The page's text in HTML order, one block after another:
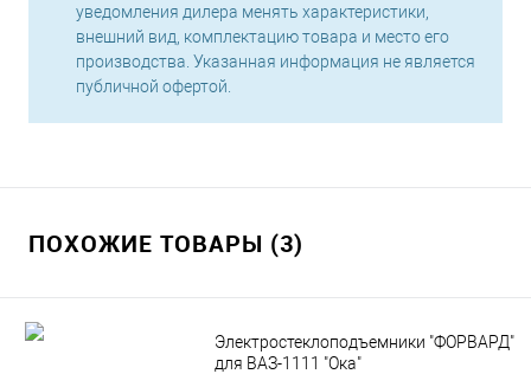
уведомления дилера менять характеристики,
внешний вид, комплектацию товара и место его
производства. Указанная информация не является
публичной офертой.
ПОХОЖИЕ ТОВАРЫ (3)
Электростеклоподъемники "ФОРВАРД"
для ВАЗ-1111 "Ока"